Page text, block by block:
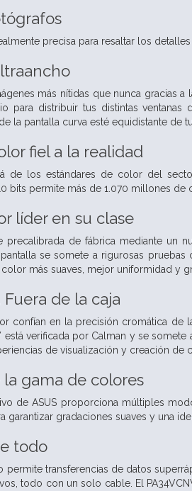
precisa para resaltar los
más nítidas que nunca gracias
para distribuir tus distintas
la pantalla curva esté equidistante de
fiel a la realidad
de los estándares de color del
bits permite más de 1.070 millones
líder en su clase
precalibrada de fábrica mediante
se somete a rigurosas
más suaves, mejor uniformidad y
Fuera de la caja
confían en la precisión cromática de
está verificada por Calman y se
de visualización y creación de
gama de colores
de ASUS proporciona múltiples
garantizar gradaciones suaves y una
todo
transferencias de datos
todo con un solo cable. El